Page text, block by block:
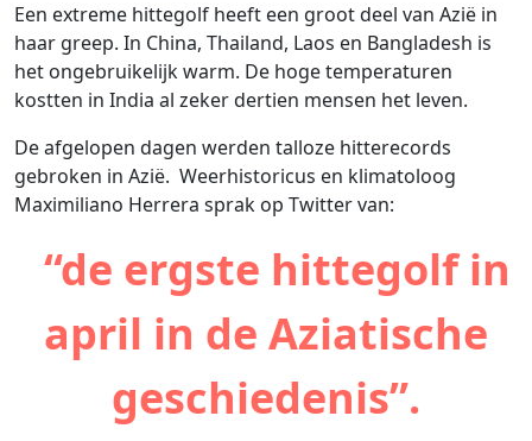
Een extreme hittegolf heeft een groot deel van Azië in
haar greep. In China, Thailand, Laos en Bangladesh is
het ongebruikelijk warm. De hoge temperaturen
kostten in India al zeker dertien mensen het leven.
De afgelopen dagen werden talloze hitterecords
gebroken in Azië. Weerhistoricus en klimatoloog
Maximiliano Herrera sprak op Twitter van:
“de ergste hittegolf in
april in de Aziatische
geschiedenis”.